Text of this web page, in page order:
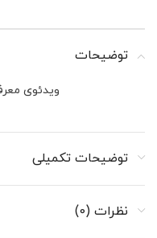
توضیحات
ویدئوی
توضیحات تکمیلی
نظرات (0)